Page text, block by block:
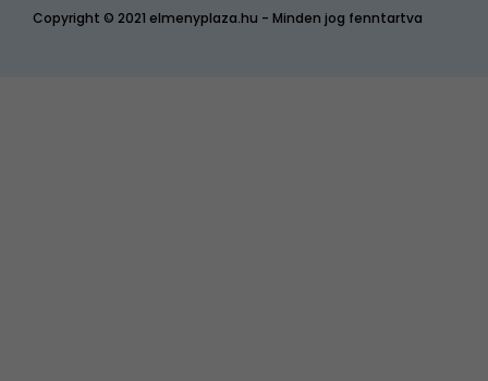
Copyright © 2021 elmenyplaza.hu - Minden jog fenntartva